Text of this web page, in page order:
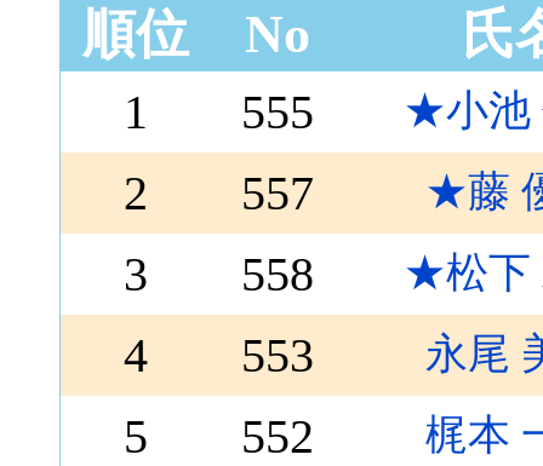
順位 No 氏
1 555 ★小池
2 557 ★藤
3 558 ★松下
4 553 永尾
5 552 梶本